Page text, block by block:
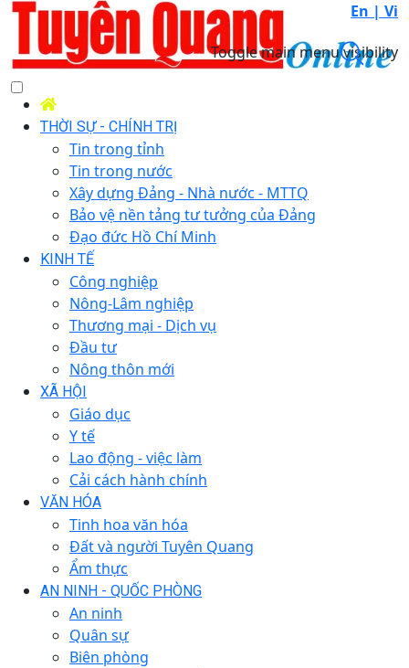
En | Vi
Toggle main menu visibility
THỜI SỰ - CHÍNH TRỊ
Tin trong tỉnh
Tin trong nước
Xây dựng Đảng - Nhà nước - MTTQ
Bảo vệ nền tảng tư tưởng của Đảng
Đạo đức Hồ Chí Minh
KINH TẾ
Công nghiệp
Nông-Lâm nghiệp
Thương mại - Dịch vụ
Đầu tư
Nông thôn mới
XÃ HỘI
Giáo dục
Y tế
Lao động - việc làm
Cải cách hành chính
VĂN HÓA
Tinh hoa văn hóa
Đất và người Tuyên Quang
Ẩm thực
AN NINH - QUỐC PHÒNG
An ninh
Quân sự
Biên phòng